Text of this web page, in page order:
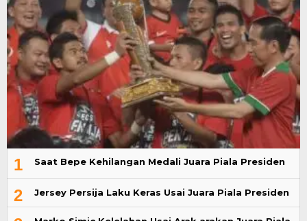
1 Saat Bepe Kehilangan Medali Juara Piala Presiden
2 Jersey Persija Laku Keras Usai Juara Piala Presiden